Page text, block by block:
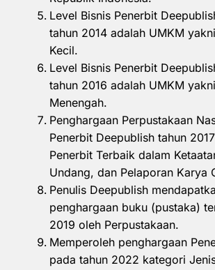
Level Bisnis Penerbit
tahun 2014 adalah UMKM
Kecil.
Level Bisnis Penerbit
tahun 2016 adalah UMKM
Menengah.
Penghargaan Perpustakaan
Penerbit Deepublish tahun
Penerbit Terbaik dalam
Undang, dan Pelaporan Karya
Penulis Deepublish
penghargaan buku (pustaka)
2019 oleh Perpustakaan.
Memperoleh penghargaan
pada tahun 2022 kategori